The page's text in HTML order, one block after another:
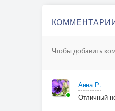
Чтобы добавить
Анна Р.
Отличный